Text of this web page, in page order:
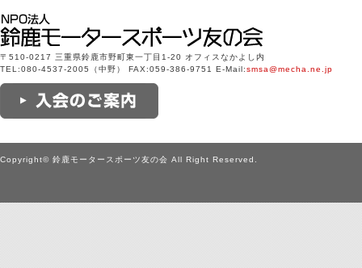
〒510-0217 三重県鈴鹿市野町東一丁目1-20 オフィスなかよし内
TEL:080-4537-2005（中野） FAX:059-386-9751 E-Mail:smsa@mecha.ne.jp
Copyright© 鈴鹿モータースポーツ友の会 All Right Reserved.